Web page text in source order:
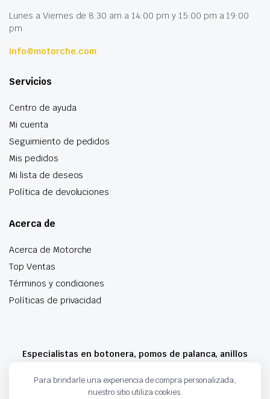
Lunes a Viernes de 8:30 am a 14:00 pm y 15:00 pm a 19:00
pm
info@motorche.com
Servicios
Centro de ayuda
Mi cuenta
Seguimiento de pedidos
Mis pedidos
Mi lista de deseos
Política de devoluciones
Acerca de
Acerca de Motorche
Top Ventas
Términos y condiciones
Políticas de privacidad
Especialistas en botonera, pomos de palanca, anillos
Para brindarle una experiencia de compra personalizada,
nuestro sitio utiliza cookies.